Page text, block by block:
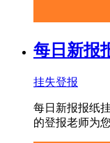
每日新报
挂失登报
每日新报报纸
的登报老师为